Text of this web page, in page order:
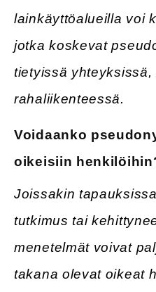
lainkäyttöalueilla voi
jotka koskevat
tietyissä yhteyksissä,
rahaliikenteessä.
Voidaanko
oikeisiin
Joissakin
tutkimus tai
menetelmät voivat
takana olevat oikeat